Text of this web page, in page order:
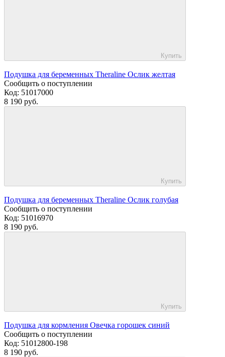
Купить
Подушка для беременных Theraline Ослик желтая
Сообщить о поступлении
Код: 51017000
8 190 руб.
Купить
Подушка для беременных Theraline Ослик голубая
Сообщить о поступлении
Код: 51016970
8 190 руб.
Купить
Подушка для кормления Овечка горошек синий
Сообщить о поступлении
Код: 51012800-198
8 190 руб.